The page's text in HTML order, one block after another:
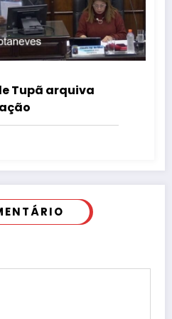
Tupã arquiva